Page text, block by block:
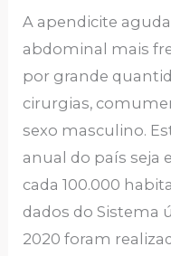
A apendicite
abdominal mais
por grande
cirurgias,
sexo masculino.
anual do país seja
cada 100.000
dados do Sistema
2020 foram